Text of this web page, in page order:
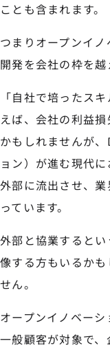
ことも含まれます。
つまりオープンイ
開発を会社の枠を越
「自社で培ったス
えば、会社の利益
かもしれませんが
ョン）が進む現代
外部に流出させ、
っています。
外部と協業すると
像する方もいるか
せん。
オープンイノベー
一般顧客が対象で